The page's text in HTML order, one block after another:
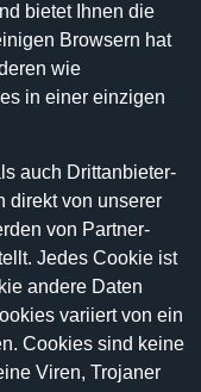
bietet Ihnen die
Browsern hat
wie
in einer einzigen
auch Drittanbieter-
direkt von unserer
von Partner-
Jedes Cookie ist
andere Daten
variiert von ein
Cookies sind keine
Viren, Trojaner